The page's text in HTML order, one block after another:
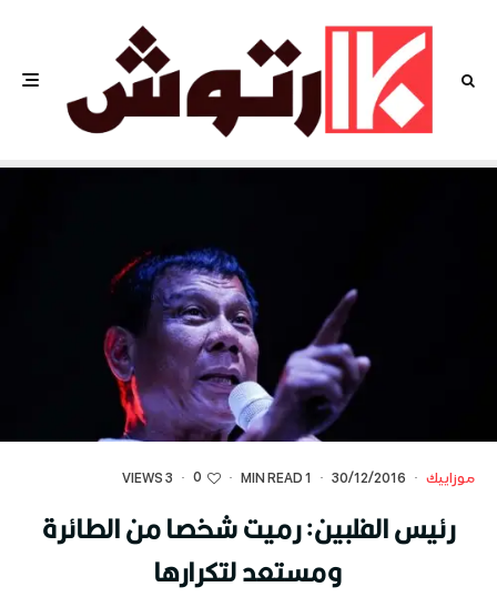
موزاييك ·
30/12/2016
·
1 MIN READ
·
0
·
3 VIEWS
رئيس الفلبين: رميت شخصا من الطائرة
ومستعد لتكرارها